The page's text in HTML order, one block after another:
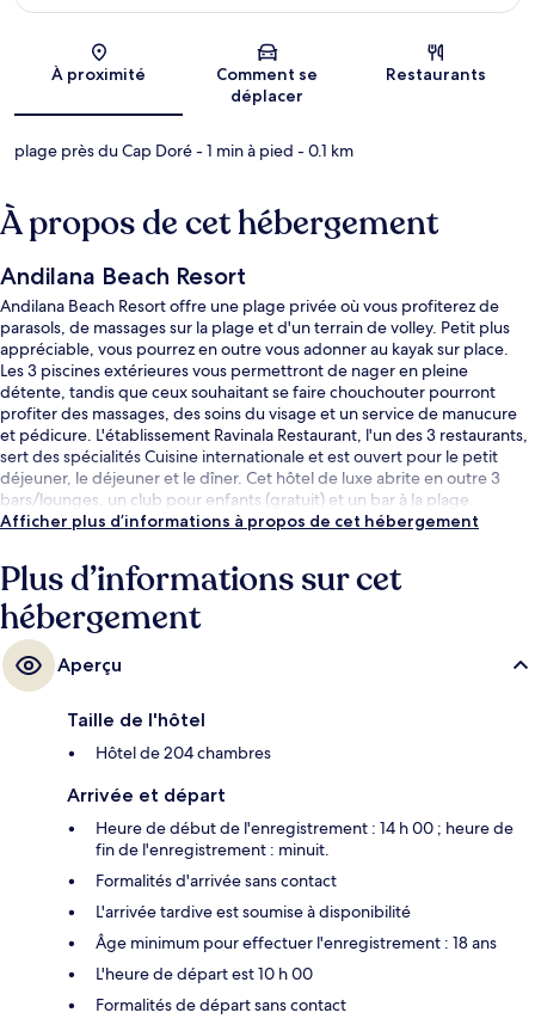
Carte
À proximité
Comment se
déplacer
Restaurants
plage près du Cap Doré- 1 min à pied - 0.1 km
À propos de cet hébergement
Andilana Beach Resort
Andilana Beach Resort offre une plage privée où vous profiterez de
parasols, de massages sur la plage et d'un terrain de volley. Petit plus
appréciable, vous pourrez en outre vous adonner au kayak sur place.
Les 3 piscines extérieures vous permettront de nager en pleine
détente, tandis que ceux souhaitant se faire chouchouter pourront
profiter des massages, des soins du visage et un service de manucure
et pédicure. L'établissement Ravinala Restaurant, l'un des 3 restaurants,
sert des spécialités Cuisine internationale et est ouvert pour le petit
déjeuner, le déjeuner et le dîner. Cet hôtel de luxe abrite en outre 3
bars/lounges, un club pour enfants (gratuit) et un bar à la plage.
Afficher plus d’informations à propos de cet hébergement
Plus d’informations sur cet
hébergement
Aperçu
Taille de l'hôtel
Hôtel de 204 chambres
Arrivée et départ
Heure de début de l'enregistrement : 14 h 00 ; heure de
fin de l'enregistrement : minuit.
Formalités d'arrivée sans contact
L'arrivée tardive est soumise à disponibilité
Âge minimum pour effectuer l'enregistrement : 18 ans
L'heure de départ est 10 h 00
Formalités de départ sans contact